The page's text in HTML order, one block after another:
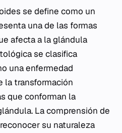
se define como un
una de las formas
afecta a la glándula
se clasifica
una enfermedad
la transformación
que conforman la
La comprensión de
su naturaleza